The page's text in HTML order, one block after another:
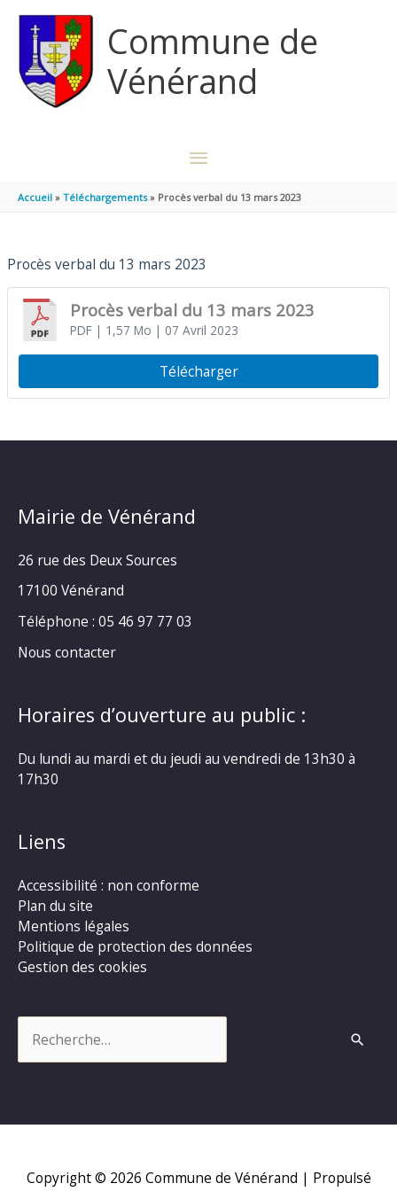
Commune de
Vénérand
MENU
PRINCIPAL
Accueil Téléchargements Procès verbal du 13 mars 2023
Procès verbal du 13 mars 2023
Procès verbal du 13 mars 2023
PDF| 1,57 Mo | 07 Avril 2023
Télécharger
Mairie de Vénérand
26 rue des Deux Sources
17100 Vénérand
Téléphone : 05 46 97 77 03
Nous contacter
Horaires d’ouverture au public :
Du lundi au mardi et du jeudi au vendredi de 13h30 à
17h30
Liens
Accessibilité : non conforme
Plan du site
Mentions légales
Politique de protection des données
Gestion des cookies
Copyright © 2026 Commune de Vénérand | Propulsé